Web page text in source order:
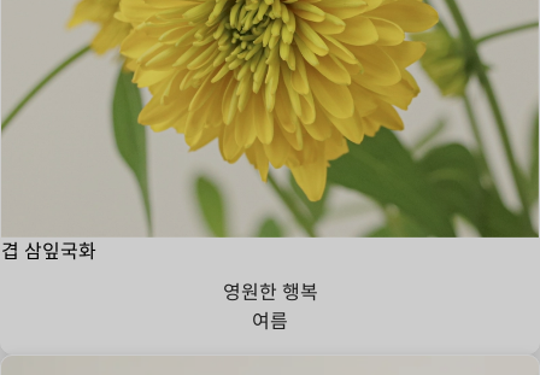
겹 삼잎국화
영원한 행복
여름